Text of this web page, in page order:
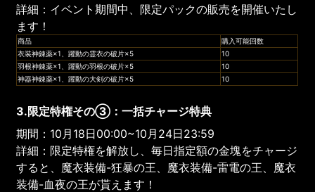
詳細：イベント期間中、限定パックの販売を開催いたし
ます！
商品
購入可能回数
衣装神錬薬×1、躍動の霊衣の破片×5
10
羽根神錬薬×1、躍動の羽根の破片×5
10
神器神錬薬×1、躍動の大剣の破片×5
10
3.限定特権その③：一括チャージ特典
期間：10月18日00:00~10月24日23:59
詳細：限定特権を解放し、毎日指定額の金塊をチャージ
すると、魔衣装備-狂暴の王、魔衣装備-雷電の王、魔衣
装備-血夜の王が貰えます！